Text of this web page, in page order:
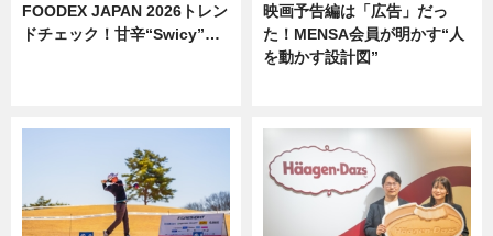
FOODEX JAPAN 2026トレン
ドチェック！甘辛“Swicy”…
映画予告編は「広告」だっ
た！MENSA会員が明かす“人
を動かす設計図”